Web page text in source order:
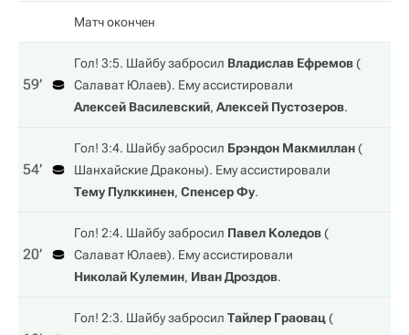
Матч окончен
59‎’‎
Гол! 3:5. Шайбу забросил Владислав Ефремов(
Салават Юлаев). Ему ассистировали
Алексей Василевский, Алексей Пустозеров.
54‎’‎
Гол! 3:4. Шайбу забросил Брэндон Макмиллан(
Шанхайские Драконы). Ему ассистировали
Тему Пулккинен, Спенсер Фу.
20‎’‎
Гол! 2:4. Шайбу забросил Павел Коледов(
Салават Юлаев). Ему ассистировали
Николай Кулемин, Иван Дроздов.
Гол! 2:3. Шайбу забросил Тайлер Граовац(